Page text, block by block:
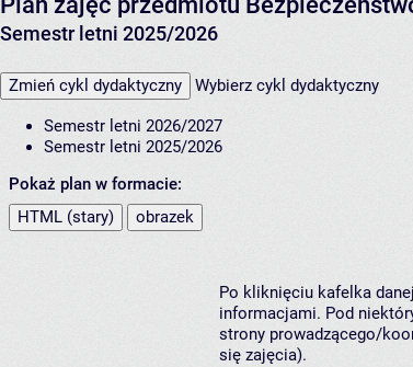
Semestr letni 2025/2026
Zmień cykl dydaktyczny Wybierz cykl dydaktyczny
Semestr letni 2026/2027
Semestr letni 2025/2026
Pokaż plan w formacie:
HTML (stary)
obrazek
Po kliknięciu kafelka
informacjami. Pod
strony prowadzącego/
się zajęcia).